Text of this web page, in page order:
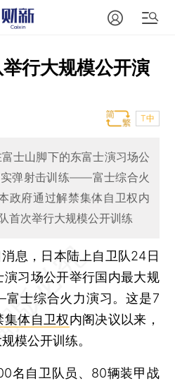
行大规模公开演
T中
士山脚下的东富士演习场公
弹射击训练——富士综合火
政府通过解禁集体自卫权内
首次举行大规模公开训练
，日本陆上自卫队24日
习场公开举行国内最大规
士综合火力演习。这是7
集体自卫权内阁决议以来，
模公开训练。
自卫队员、80辆装甲战